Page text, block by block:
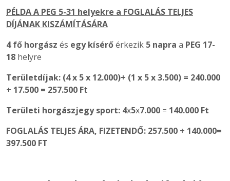
PÉLDA A PEG 5-31 helyekre a FOGLALÁS TELJES
DÍJÁNAK KISZÁMÍTÁSÁRA
4 fő horgász és egy kísérőérkezik 5 napra a PEG 17-
18 helyre
Területdíjak: (4 x 5x 12.000)+ (1 x 5x3.500) = 240.000
+ 17.500 = 257.500 Ft
Területi horgászjegy sport: 4x5x7.000 = 140.000 Ft
FOGLALÁS TELJES ÁRA, FIZETENDŐ: 257.500 + 140.000=
397.500 FT